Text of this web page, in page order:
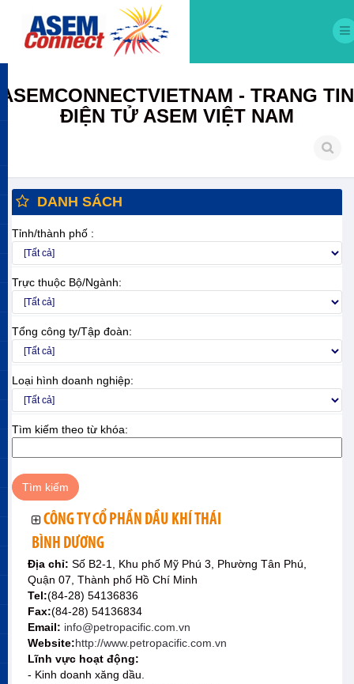
ASEMCONNECTVIETNAM - TRANG TIN
ĐIỆN TỬ ASEM VIỆT NAM
DANH SÁCH
Tỉnh/thành phố :
Trực thuộc Bộ/Ngành:
Tổng công ty/Tập đoàn:
Loại hình doanh nghiệp:
Tìm kiếm theo từ khóa:
CÔNG TY CỔ PHẦN DẦU KHÍ THÁI
BÌNH DƯƠNG
Địa chỉ: Số B2-1, Khu phố Mỹ Phú 3, Phường Tân Phú,
Quận 07, Thành phố Hồ Chí Minh
Tel:(84-28) 54136836
Fax:(84-28) 54136834
Email: info@petropacific.com.vn
Website:http://www.petropacific.com.vn
Lĩnh vực hoạt động:
- Kinh doanh xăng dầu.